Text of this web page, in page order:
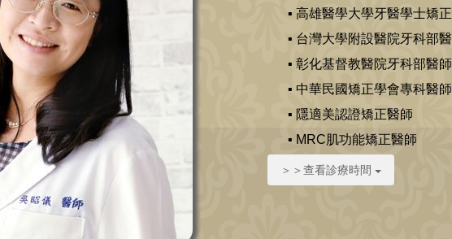
▪ 高雄醫學大學牙醫學士矯
▪ 台灣大學附設醫院牙科部
▪ 彰化基督教醫院牙科部醫師
▪ 中華民國矯正學會專科醫師
▪ 隱適美認證矯正醫師
▪ MRC肌功能矯正醫師
＞＞查看診療時間